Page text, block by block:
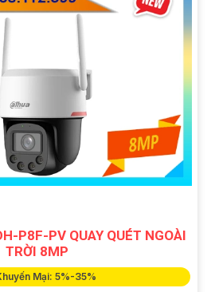
P8F-PV QUAY QUÉT NGOÀI
TRỜI 8MP
Mại: 5%-35%